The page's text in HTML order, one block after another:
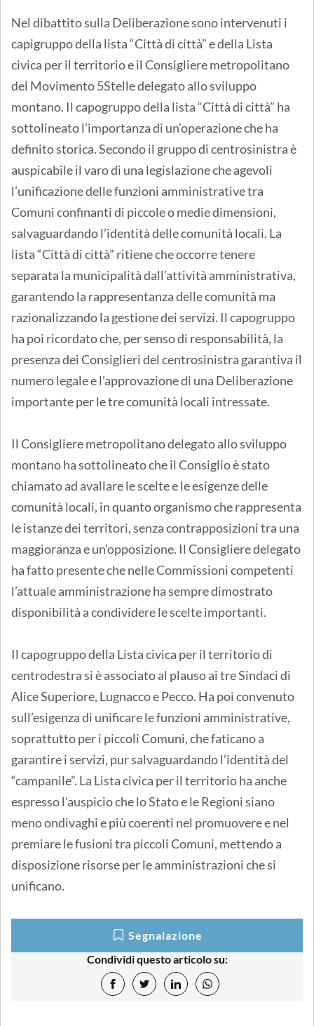
Nel dibattito sulla Deliberazione sono intervenuti i
capigruppo della lista “Città di città” e della Lista
civica per il territorio e il Consigliere metropolitano
del Movimento 5Stelle delegato allo sviluppo
montano. Il capogruppo della lista “Città di città” ha
sottolineato l’importanza di un’operazione che ha
definito storica. Secondo il gruppo di centrosinistra è
auspicabile il varo di una legislazione che agevoli
l’unificazione delle funzioni amministrative tra
Comuni confinanti di piccole o medie dimensioni,
salvaguardando l’identità delle comunità locali. La
lista “Città di città” ritiene che occorre tenere
separata la municipalità dall’attività amministrativa,
garantendo la rappresentanza delle comunità ma
razionalizzando la gestione dei servizi. Il capogruppo
ha poi ricordato che, per senso di responsabilità, la
presenza dei Consiglieri del centrosinistra garantiva il
numero legale e l’approvazione di una Deliberazione
importante per le tre comunità locali intressate.
Il Consigliere metropolitano delegato allo sviluppo
montano ha sottolineato che il Consiglio è stato
chiamato ad avallare le scelte e le esigenze delle
comunità locali, in quanto organismo che rappresenta
le istanze dei territori, senza contrapposizioni tra una
maggioranza e un’opposizione. Il Consigliere delegato
ha fatto presente che nelle Commissioni competenti
l’attuale amministrazione ha sempre dimostrato
disponibilità a condividere le scelte importanti.
Il capogruppo della Lista civica per il territorio di
centrodestra si è associato al plauso ai tre Sindaci di
Alice Superiore, Lugnacco e Pecco. Ha poi convenuto
sull’esigenza di unificare le funzioni amministrative,
soprattutto per i piccoli Comuni, che faticano a
garantire i servizi, pur salvaguardando l’identità del
“campanile”. La Lista civica per il territorio ha anche
espresso l’auspicio che lo Stato e le Regioni siano
meno ondivaghi e più coerenti nel promuovere e nel
premiare le fusioni tra piccoli Comuni, mettendo a
disposizione risorse per le amministrazioni che si
unificano.
Segnalazione
Condividi questo articolo su: